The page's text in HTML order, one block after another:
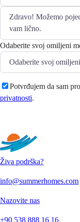
Odaberite svoj omiljeni
Potvrđujem da sam
privatnosti.
Živa podrška?
info@summerhomes.com
Nazovite nas
+90 538 888 16 16